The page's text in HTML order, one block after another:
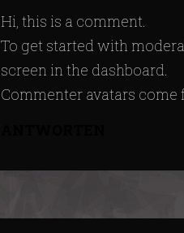
Hi, this is a comment.
To get started with
screen in the dashboard.
Commenter avatars come